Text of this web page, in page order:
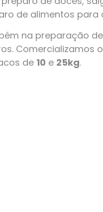
de alimentos para
na preparação
Comercializamos
de 10 e 25kg.